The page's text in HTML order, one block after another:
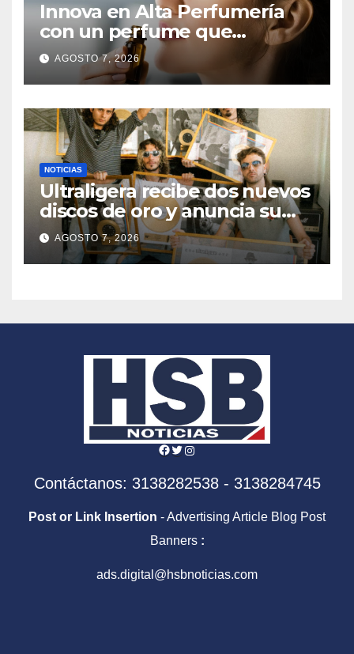
Innova en Alta Perfumería
con un perfume que
combina impacto, duración y
memorabilidad
AGOSTO 7, 2026
NOTICIAS
Ultraligera recibe dos nuevos
discos de oro y anuncia su
primera gira LATAM 2026
AGOSTO 7, 2026
Facebook
Twitter
Instagram
Contáctanos: 3138282538 - 3138284745
Post or Link Insertion - Advertising Article Blog Post
Banners :
ads.digital@hsbnoticias.com